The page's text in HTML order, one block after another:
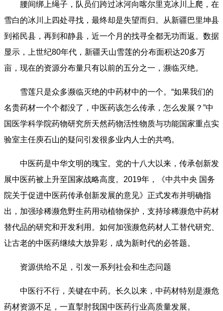
腰间绑上绳子，队员们跨过冰河向喀尔里克冰川上爬，在
雪白的冰川上四处寻找，最终却是失望而归。从新疆巴里坤县
到裕民县，再到和静县，近一个月的找寻全都无功而返。数据
显示，上世纪80年代，新疆天山雪莲的分布面积达20多万
亩，现在的资源分布量只有以前的五分之一，濒临灭绝。
雪莲只是众多濒临灭绝的中药材中的一个。“如果我们的
名贵药材一个个都没了，中医药该怎么传承，怎么发展？”中
国医学科学院药物研究所天然药物活性物质与功能国家重点实
验室主任庾石山的疑问引发很多业内人士的共鸣。
中医药是中华文明的瑰宝。党的十八大以来，传承创新发
展中医药被上升至国家战略高度。2019年，《中共中央 国务
院关于促进中医药传承创新发展的意见》正式发布并明确指
出，加强珍稀濒危野生药用动植物保护，支持珍稀濒危中药材
替代品的研究和开发利用。如何加强濒危药材人工替代研究、
让古老的中医药继续大放异彩，成为新时代的必答题。
资源供给不足，引发一系列社会和生态问题
中医行不行，关键在中药。长久以来，中药材特别是濒危
药材资源不足，一直掣肘我国中医药行业高质量发展。